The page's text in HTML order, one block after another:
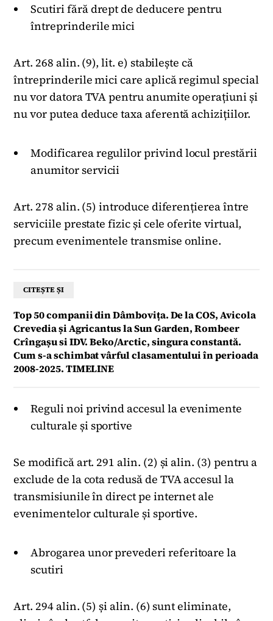
Scutiri fără drept de deducere pentru
întreprinderile mici
Art. 268 alin. (9), lit. e) stabilește că
întreprinderile mici care aplică regimul special
nu vor datora TVA pentru anumite operațiuni și
nu vor putea deduce taxa aferentă achizițiilor.
Modificarea regulilor privind locul prestării
anumitor servicii
Art. 278 alin. (5) introduce diferențierea între
serviciile prestate fizic și cele oferite virtual,
precum evenimentele transmise online.
CITEȘTE ȘI
Top 50 companii din Dâmbovița. De la COS, Avicola
Crevedia și Agricantus la Sun Garden, Rombeer
Crîngașu si IDV. Beko/Arctic, singura constantă.
Cum s-a schimbat vârful clasamentului în perioada
2008-2025. TIMELINE
Reguli noi privind accesul la evenimente
culturale și sportive
Se modifică art. 291 alin. (2) și alin. (3) pentru a
exclude de la cota redusă de TVA accesul la
transmisiunile în direct pe internet ale
evenimentelor culturale și sportive.
Abrogarea unor prevederi referitoare la
scutiri
Art. 294 alin. (5) și alin. (6) sunt eliminate,